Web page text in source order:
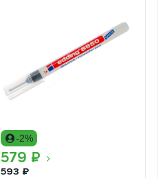
-2%
579 ₽
593 ₽